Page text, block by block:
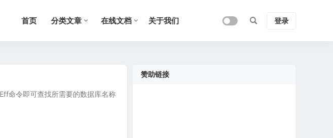
首页 分类文章 在线文档 关于我们 登录
命令即可查找所需要的数据库名称
赞助链接